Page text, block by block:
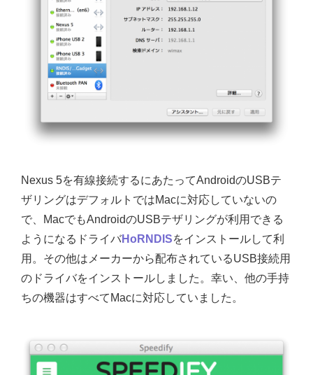
Nexus 5を有線接続するにあたってAndroidのUSBテ
ザリングはデフォルトではMacに対応していないの
で、MacでもAndroidのUSBテザリングが利用できる
ようになるドライバHoRNDISをインストールして利
用。その他はメーカーから配布されているUSB接続用
のドライバをインストールしました。幸い、他の手持
ちの機器はすべてMacに対応していました。